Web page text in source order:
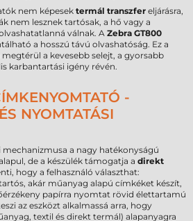
nem képesek termál transzfer eljárásra,
nem lesznek tartósak, a hő vagy a
válnak. A Zebra GT800
a hosszú távú olvashatóság. Ez a
a kevesebb selejt, a gyorsabb
karbantartási igény révén.
-
NYOMTATÁSI
a nagy hatékonyságú
de a készülék támogatja a direkt
hogy a felhasználó választhat:
akár műanyag alapú címkéket készít,
papírra nyomtat rövid élettartamú
az eszközt alkalmassá arra, hogy
textil és direkt termál) alapanyagra